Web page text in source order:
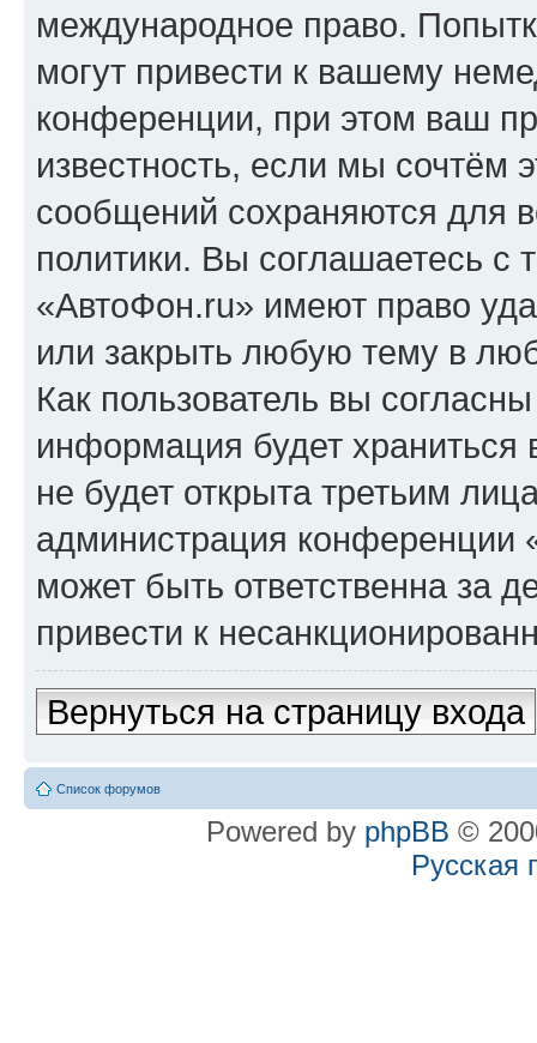
международное право.
могут привести к вашему
конференции, при этом ваш
известность, если мы сочтём
сообщений сохраняются для
политики. Вы соглашаетесь
«АвтоФон.ru» имеют право
или закрыть любую тему в
Как пользователь вы
информация будет
не будет открыта третьим
администрация конференции
может быть ответственна за
привести к
Вернуться на страницу входа
Список форумов
Powered by phpBB ©
Русская